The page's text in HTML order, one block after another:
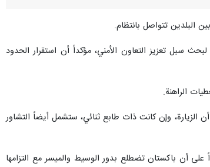
البلدين تتواصل بانتظام.
سبل تعزيز التعاون الأمني، مؤكداً أن استقرار الحدود
الراهنة.
الزيارة، وإن كانت ذات طابع ثنائي، ستشمل أيضاً التشاور
أن باكستان تضطلع بدور الوسيط والميسر مع التزامها